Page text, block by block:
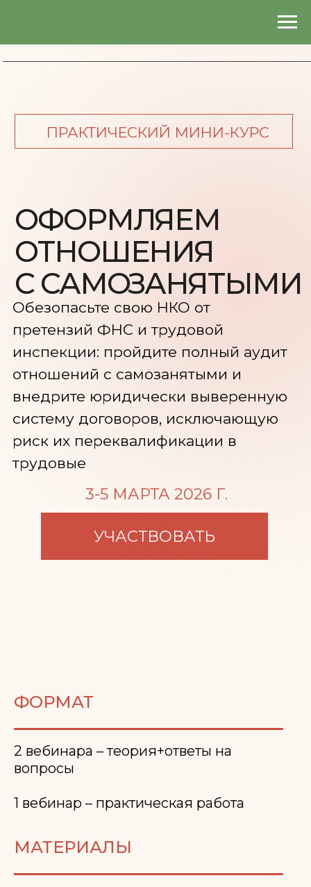
ОФОРМЛЯЕМ
С САМОЗАНЯТЫМИ
3-5 МАРТА 2026 Г.
УЧАСТВОВАТЬ
Обезопасьте свою НКО от
инспекции: пройдите полный аудит
внедрите юридически выверенную
систему договоров, исключающую
риск их переквалификации в
трудовые
ФОРМАТ
2 вебинара – теория+ответы на
вопросы
1 вебинар – практическая работа
МАТЕРИАЛЫ